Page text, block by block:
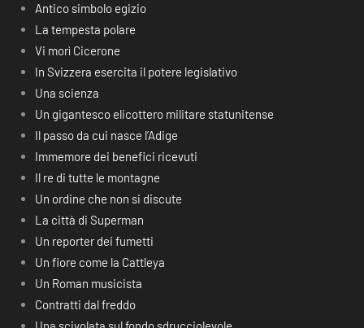
Antico simbolo egizio
La tempesta polare
Vi morì Cicerone
In Svizzera esercita il potere legislativo
Una scienza
Un gigantesco elicottero militare statunitense
Il passo da cui nasce l’Adige
Immemore dei benefici ricevuti
Il re di tutte le montagne
Un ordine che non si discute
La città di Superman
Un reporter dei fumetti
Un fiore come la Cattleya
Un Roman musicista
Contratti dal freddo